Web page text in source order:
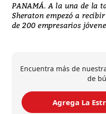
PANAMÁ. A la una de la
Sheraton empezó a
de 200 empresarios
Encuentra más de
de
Agrega La